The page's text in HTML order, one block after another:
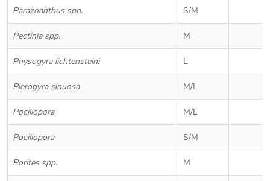
Parazoanthus spp. S/M
Pectinia spp. M
Physogyra lichtensteini L
Plerogyra sinuosa M/L
Pocillopora M/L
Pocillopora S/M
Porites spp. M